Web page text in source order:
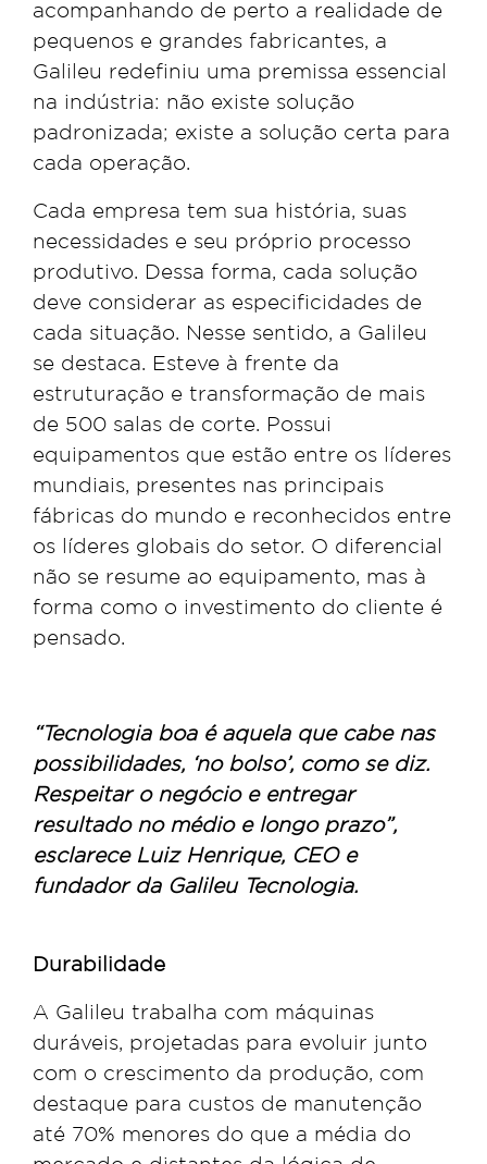
acompanhando de perto a realidade de
pequenos e grandes fabricantes, a
Galileu redefiniu uma premissa essencial
na indústria: não existe solução
padronizada; existe a solução certa para
cada operação.
Cada empresa tem sua história, suas
necessidades e seu próprio processo
produtivo. Dessa forma, cada solução
deve considerar as especificidades de
cada situação. Nesse sentido, a Galileu
se destaca. Esteve à frente da
estruturação e transformação de mais
de 500 salas de corte. Possui
equipamentos que estão entre os líderes
mundiais, presentes nas principais
fábricas do mundo e reconhecidos entre
os líderes globais do setor. O diferencial
não se resume ao equipamento, mas à
forma como o investimento do cliente é
pensado.
“Tecnologia boa é aquela que cabe nas
possibilidades, ‘no bolso’, como se diz.
Respeitar o negócio e entregar
resultado no médio e longo prazo”,
esclarece Luiz Henrique, CEO e
fundador da Galileu Tecnologia.
Durabilidade
A Galileu trabalha com máquinas
duráveis, projetadas para evoluir junto
com o crescimento da produção, com
destaque para custos de manutenção
até 70% menores do que a média do